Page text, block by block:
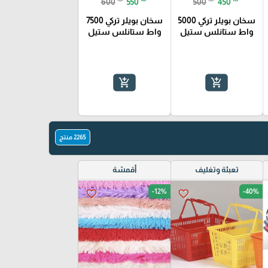
سخان بويلر تركي 5000
واط ستانلس ستيل
add_shopping_cart
سخان بويلر تركي 7500
واط ستانلس ستيل
add_shopping_cart
2265 منتج
تعبئة وتغليف
favorite_border -40%
أقمشة
favorite_border -12%